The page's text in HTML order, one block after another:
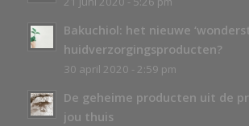
Bakuchiol: het nieuwe
huidverzorgingsproducten?
30 april 2020 - 2:59 pm
De geheime producten uit de
jou thuis